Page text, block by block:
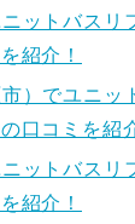
ットバスリ
紹介！
）でユニッ
口コミを紹
ットバスリ
紹介！